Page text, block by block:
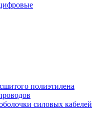
полиэтилена
силовых кабелей